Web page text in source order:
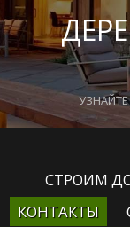
СТРОИМ
КОНТАКТЫ